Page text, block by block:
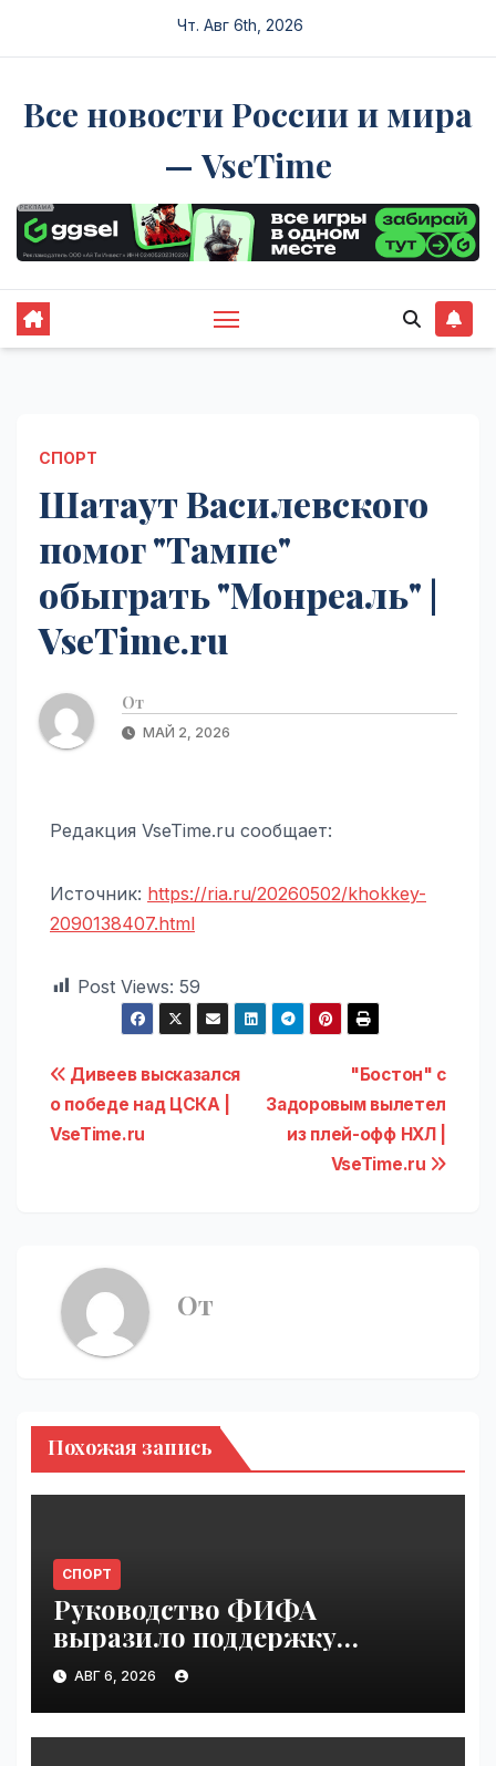
Чт. Авг 6th, 2026
Все новости России и мира
— VseTime
СПОРТ
Шатаут Василевского
помог "Тампе"
обыграть "Монреаль" |
VseTime.ru
От
МАЙ 2, 2026
Редакция VseTime.ru сообщает:
Источник: https://ria.ru/20260502/khokkey-
2090138407.html
Post Views: 59
Навигация
по
"Бостон" с
Задоровым вылетел
из плей-офф НХЛ |
VseTime.ru
Дивеев высказался
о победе над ЦСКА |
VseTime.ru
От
Похожая запись
СПОРТ
Руководство ФИФА
выразило поддержку
Инфантино после его
извинения | VseTime.ru
АВГ 6, 2026